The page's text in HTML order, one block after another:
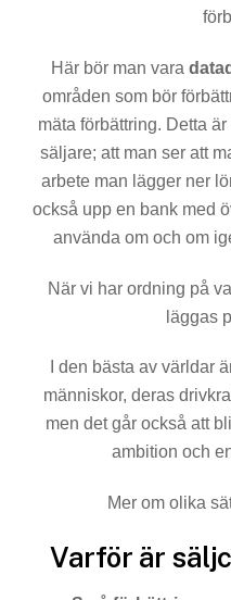
Här bör man vara
områden som bör
mäta förbättring. Detta
säljare; att man ser att
arbete man lägger ner
också upp en bank med
använda om och om
När vi har ordning på
läggas
I den bästa av världar
människor, deras
men det går också att
ambition och
Mer om olika
Varför är